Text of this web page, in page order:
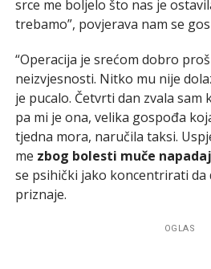
srce me boljelo što nas je
trebamo”, povjerava nam se
“Operacija je srećom dobro
neizvjesnosti. Nitko mu nije
je pucalo. Četvrti dan zvala sam
pa mi je ona, velika gospođa
tjedna mora, naručila taksi.
me zbog bolesti muče
se psihički jako koncentrirati da
priznaje.
OGLAS